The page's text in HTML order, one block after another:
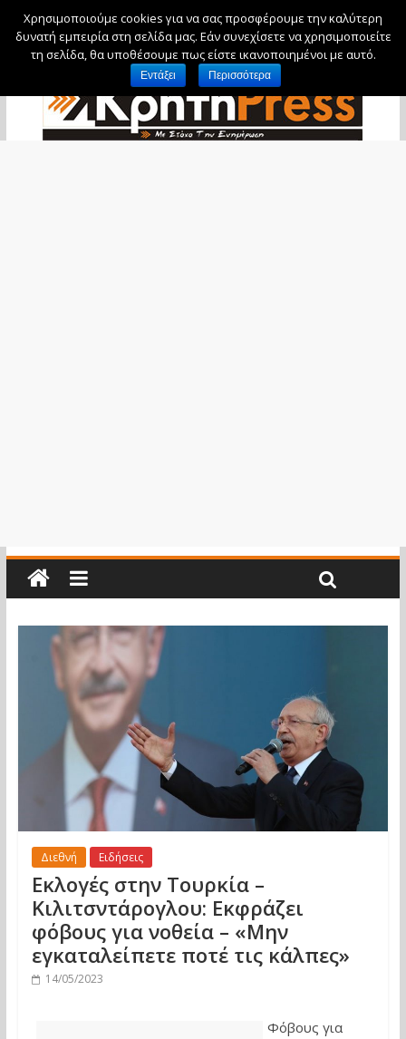
Κυριακή, 9 Αυγούστου, 2026
Διεθνή Ειδήσεις
Εκλογές στην Τουρκία –
Κιλιτσντάρογλου: Εκφράζει
φόβους για νοθεία – «Μην
εγκαταλείπετε ποτέ τις κάλπες»
14/05/2023
Φόβους για
Χρησιμοποιούμε cookies για να σας προσφέρουμε την καλύτερη
δυνατή εμπειρία στη σελίδα μας. Εάν συνεχίσετε να χρησιμοποιείτε
τη σελίδα, θα υποθέσουμε πως είστε ικανοποιημένοι με αυτό.
Εντάξει Περισσότερα